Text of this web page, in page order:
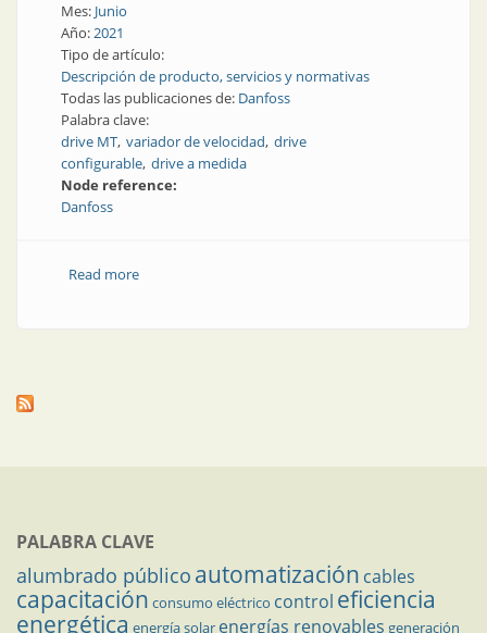
Mes: Junio
Año:2021
Tipo de artículo:
Descripción de producto, servicios y normativas
Todas las publicaciones de: Danfoss
Palabra clave:
drive MT variador de velocidad drive
configurable drive a medida
Node reference:
Danfoss
Read moreabout Variadores de velocidad MT: modulares,
PALABRA CLAVE
alumbrado público automatización cables
capacitación consumo eléctrico control eficiencia
energética energía solar energías renovables generación